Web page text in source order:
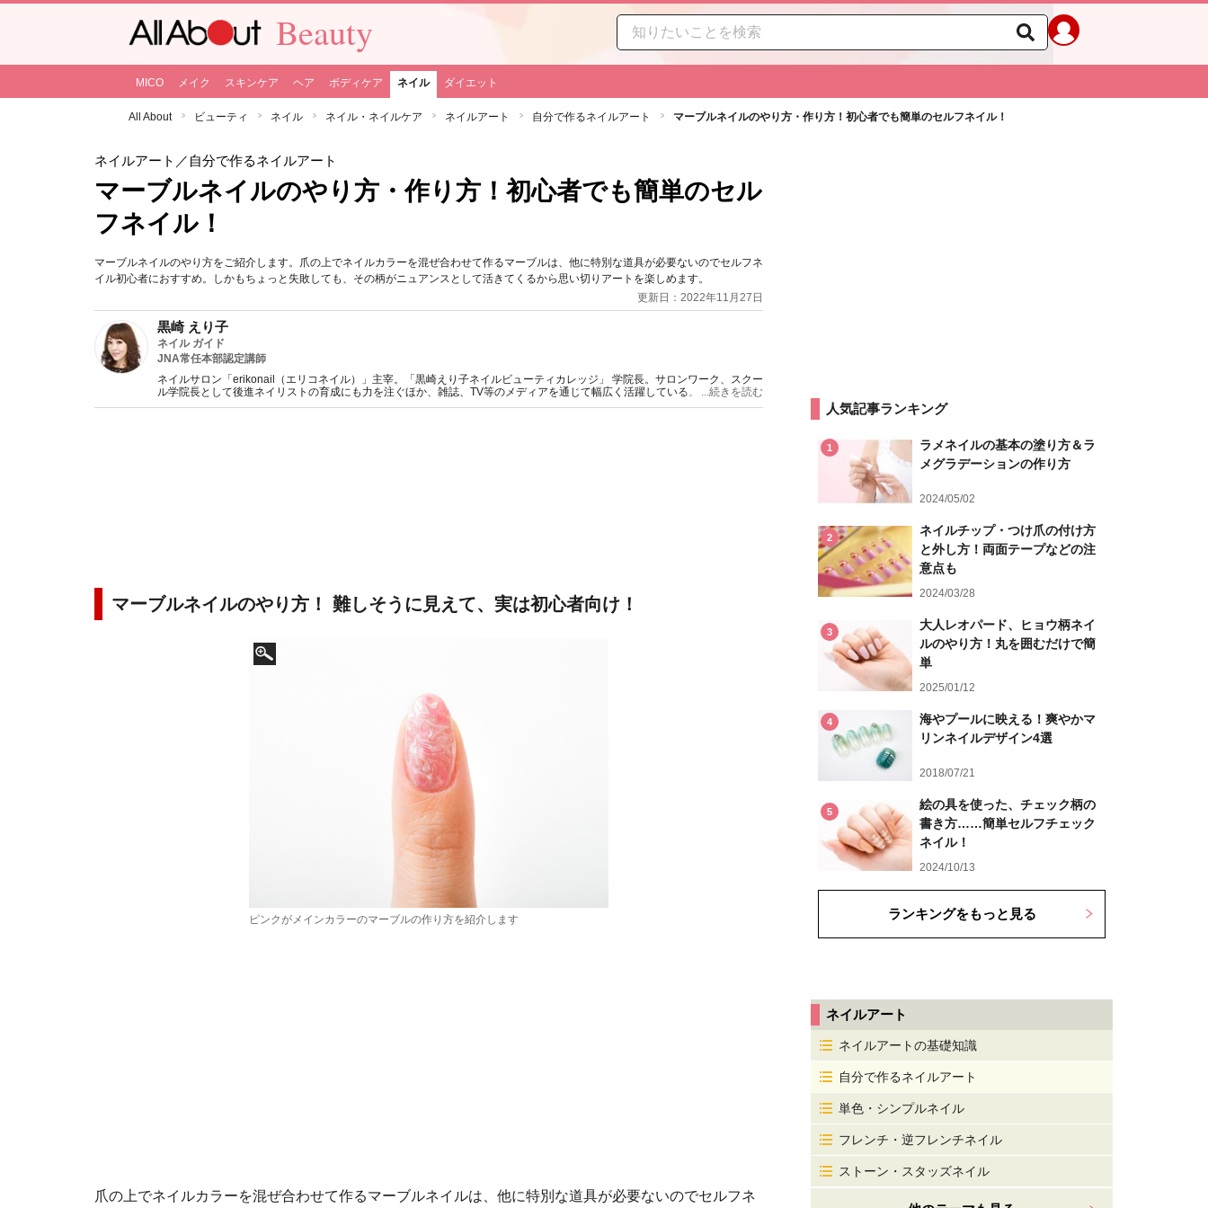
Beauty
MICO メイク スキンケア ヘア ボディケア ネイル ダイエット
All About ビューティ ネイル ネイル・ネイルケア ネイルアート 自分で作るネイルアート マーブルネイルのやり方・作り方！初心者でも簡単のセルフネイル！
ネイルアート ／自分で作るネイルアート
マーブルネイルのやり方・作り方！初心者でも簡単のセル
フネイル！
マーブルネイルのやり方をご紹介します。爪の上でネイルカラーを混ぜ合わせて作るマーブルは、他に特別な道具が必要ないのでセルフネ
イル初心者におすすめ。しかもちょっと失敗しても、その柄がニュアンスとして活きてくるから思い切りアートを楽しめます。
更新日：2022年11月27日
黒崎 えり子
ネイル ガイド
JNA常任本部認定講師
ネイルサロン「erikonail（エリコネイル）」主宰。「黒崎えり子ネイルビューティカレッジ」 学院長。サロンワーク、スクー
ル学院長として後進ネイリストの育成にも力を注ぐほか、雑誌、TV等のメディアを通じて幅広く活躍している。
...続きを読む
マーブルネイルのやり方！ 難しそうに見えて、実は初心者向け！
ピンクがメインカラーのマーブルの作り方を紹介します
爪の上でネイルカラーを混ぜ合わせて作るマーブルネイルは、他に特別な道具が必要ないのでセルフネ
人気記事ランキング
1
ラメネイルの基本の塗り方＆ラ
メグラデーションの作り方
2024/05/02
2
ネイルチップ・つけ爪の付け方
と外し方！両面テープなどの注
意点も
2024/03/28
3
大人レオパード、ヒョウ柄ネイ
ルのやり方！丸を囲むだけで簡
単
2025/01/12
4
海やプールに映える！爽やかマ
リンネイルデザイン4選
2018/07/21
5
絵の具を使った、チェック柄の
書き方……簡単セルフチェック
ネイル！
2024/10/13
ランキングをもっと見る
ネイルアート
ネイルアートの基礎知識
自分で作るネイルアート
単色・シンプルネイル
フレンチ・逆フレンチネイル
ストーン・スタッズネイル